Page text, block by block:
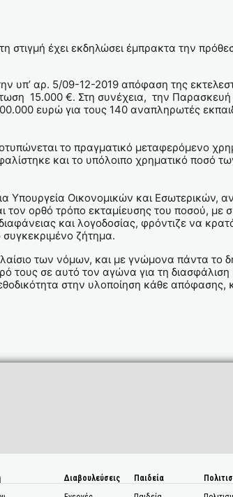
έχει εκδηλώσει έμπρακτα την
υπ’ αρ. 5/09-12-2019 απόφαση της
15.000 €. Στη συνέχεια, την
ευρώ για τους 140 αναπληρωτές
το πραγματικό μεταφερόμενο
και το υπόλοιπο χρηματικό ποσό
Υπουργεία Οικονομικών και Εσωτερικών,
τον ορθό τρόπο εκταμίευσης του ποσού, με
και λογοδοσίας, φρόντιζε να
ζήτημα.
των νόμων, και με γνώμονα πάντα το
τους σε αυτό τον αγώνα για τη
στην υλοποίηση κάθε απόφασης,
Διαβουλεύσεις
Παιδεία